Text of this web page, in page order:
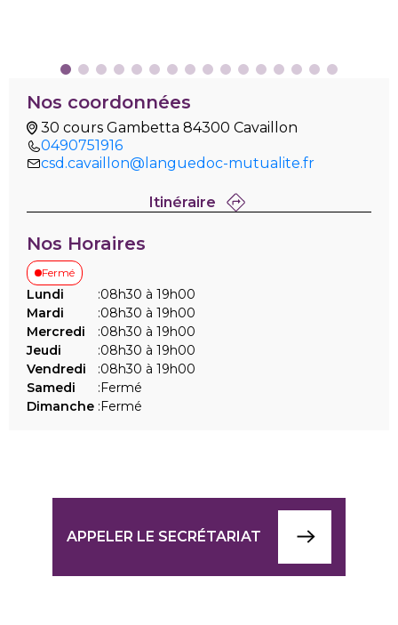
Nos coordonnées
30 cours Gambetta 84300 Cavaillon
0490751916
csd.cavaillon@languedoc-mutualite.fr
Itinéraire
Nos Horaires
Fermé
Lundi :08h30 à 19h00
Mardi
:08h30 à 19h00
Mercredi
:08h30 à 19h00
Jeudi
:08h30 à 19h00
Vendredi
:08h30 à 19h00
Samedi
:Fermé
Dimanche :Fermé
APPELER LE SECRÉTARIAT